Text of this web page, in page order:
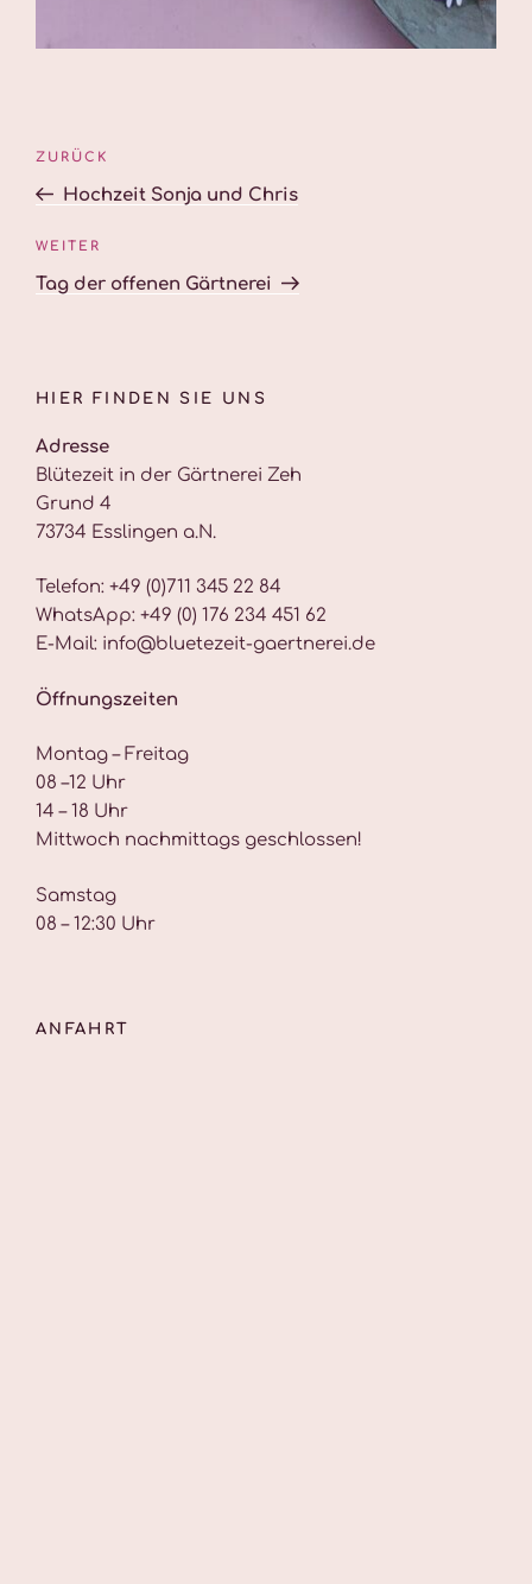
Beitragsnavigation
Vorheriger
Beitrag
ZURÜCK
Hochzeit Sonja und Chris
Nächster
Beitrag
WEITER
Tag der offenen Gärtnerei
HIER FINDEN SIE UNS
Adresse
Blütezeit in der Gärtnerei Zeh
Grund 4
73734 Esslingen a.N.
Telefon: +49 (0)711 345 22 84
WhatsApp: +49 (0) 176 234 451 62
E-Mail: info@bluetezeit-gaertnerei.de
Öffnungszeiten
Montag – Freitag
08 –12 Uhr
14 – 18 Uhr
Mittwoch nachmittags geschlossen!
Samstag
08 – 12:30 Uhr
ANFAHRT